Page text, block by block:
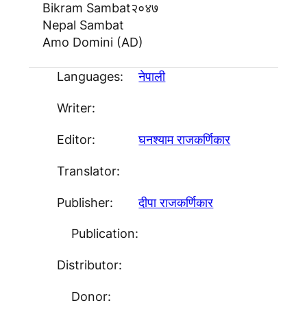
Bikram Sambat२०४७
Nepal Sambat
Amo Domini (AD)
Languages: नेपाली
Writer:
Editor: घनश्याम राजकर्णिकार
Translator:
Publisher: दीपा राजकर्णिकार
Publication:
Distributor:
Donor: